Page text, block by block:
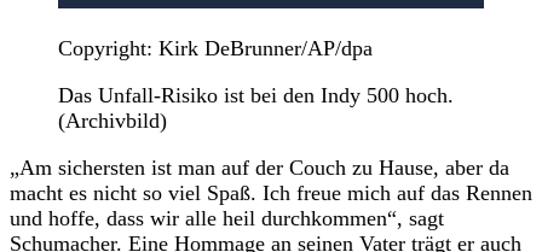
Copyright: Kirk DeBrunner/AP/dpa
Das Unfall-Risiko ist bei den Indy 500 hoch.
(Archivbild)
„Am sichersten ist man auf der Couch zu Hause, aber da
macht es nicht so viel Spaß. Ich freue mich auf das Rennen
und hoffe, dass wir alle heil durchkommen“, sagt
Schumacher. Eine Hommage an seinen Vater trägt er auch